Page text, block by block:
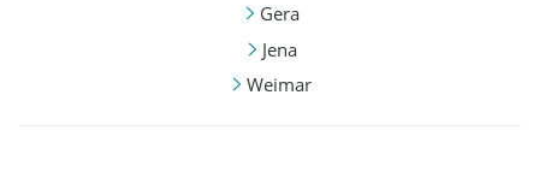
Gera
Jena
Weimar